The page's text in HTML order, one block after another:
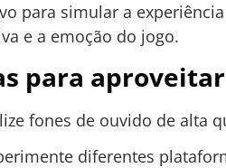
para simular a
e a emoção do jogo.
para
fones de ouvido de alta
diferentes